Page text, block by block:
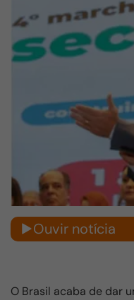
Ouvir notícia
O Brasil acaba de dar